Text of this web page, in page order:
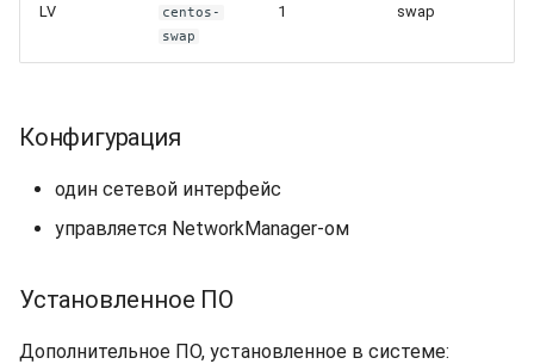
LV
centos-
swap
1 swap
Конфигурация
один сетевой интерфейс
управляется NetworkManager-ом
Установленное ПО
Дополнительное ПО, установленное в системе: